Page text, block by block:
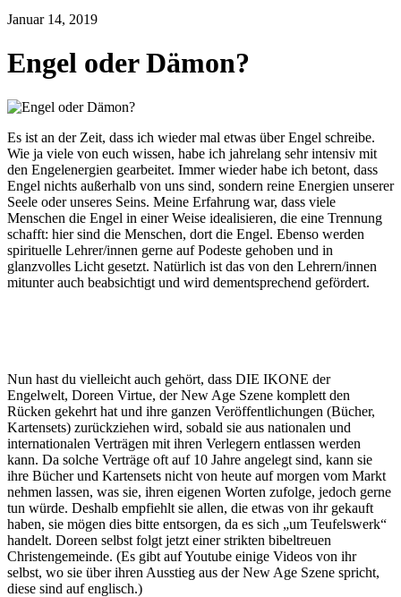
Januar 14, 2019
Engel oder Dämon?
Es ist an der Zeit, dass ich wieder mal etwas über Engel schreibe.
Wie ja viele von euch wissen, habe ich jahrelang sehr intensiv mit
den Engelenergien gearbeitet. Immer wieder habe ich betont, dass
Engel nichts außerhalb von uns sind, sondern reine Energien unserer
Seele oder unseres Seins. Meine Erfahrung war, dass viele
Menschen die Engel in einer Weise idealisieren, die eine Trennung
schafft: hier sind die Menschen, dort die Engel. Ebenso werden
spirituelle Lehrer/innen gerne auf Podeste gehoben und in
glanzvolles Licht gesetzt. Natürlich ist das von den Lehrern/innen
mitunter auch beabsichtigt und wird dementsprechend gefördert.
Nun hast du vielleicht auch gehört, dass DIE IKONE der
Engelwelt, Doreen Virtue, der New Age Szene komplett den
Rücken gekehrt hat und ihre ganzen Veröffentlichungen (Bücher,
Kartensets) zurückziehen wird, sobald sie aus nationalen und
internationalen Verträgen mit ihren Verlegern entlassen werden
kann. Da solche Verträge oft auf 10 Jahre angelegt sind, kann sie
ihre Bücher und Kartensets nicht von heute auf morgen vom Markt
nehmen lassen, was sie, ihren eigenen Worten zufolge, jedoch gerne
tun würde. Deshalb empfiehlt sie allen, die etwas von ihr gekauft
haben, sie mögen dies bitte entsorgen, da es sich „um Teufelswerk“
handelt. Doreen selbst folgt jetzt einer strikten bibeltreuen
Christengemeinde. (Es gibt auf Youtube einige Videos von ihr
selbst, wo sie über ihren Ausstieg aus der New Age Szene spricht,
diese sind auf englisch.)